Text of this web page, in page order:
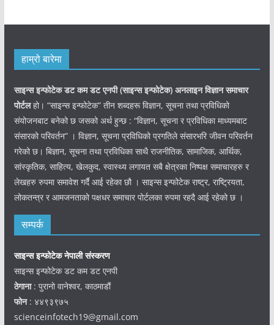
हाम्रो बारेमा
साइन्स इन्फोटेक डट कम डट एनपी (साइन्सइन्फोटेक) अनलाइन विज्ञान समाचार
पोर्टलहो। “साइन्स इन्फोटेक” तीन शब्दहरू विज्ञान, सूचना तथा प्रविधिको
संयोजनबाट बनेको छ जसको अर्थ हुन्छ : “विज्ञान, सूचना र प्रविधिका माध्यमबाट
संसारको परिवर्तन” । विज्ञान, सूचना प्रविधिको प्रगतिले संसारभरि जीवन परिवर्तन
गरेको छ। बिज्ञान, सूचना तथा प्रविधिका साथै राजनीतिक, सामाजिक, आर्थिक,
सांस्कृतिक, साहित्य, खेलकुद, स्वास्थ्य लगायत सबै क्षेत्रका निष्पक्ष समाचारहरु र
लेखहरु रुपमा समावेश गर्दै आई रहेका छौ । साइन्स इन्फोटेक राष्ट्र, राष्ट्रियता,
लोकतन्त्र र आमजनताको पक्षधर समाचार पोर्टलका रुपमा रहदै आई रहेको छ ।
सम्पर्क
साइन्स इन्फोटेक नेपाली संस्करण
साइन्स इन्फोटेक डट कम डट एनपी
ठेगाना: पुरानो वानेश्वर, काठमाडौं
फोन: ४४९३९७५
scienceinfotech19@gmail.com